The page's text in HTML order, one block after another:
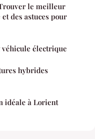
le meilleur
des astuces pour
électrique
hybrides
idéale à Lorient